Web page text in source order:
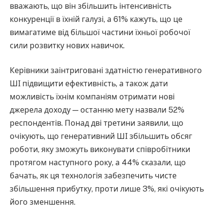
вважають, що він збільшить інтенсивність
конкуренції в їхній галузі, а 61% кажуть, що це
вимагатиме від більшої частини їхньої робочої
сили розвитку нових навичок.
Керівники заінтриговані здатністю генеративного
ШІ підвищити ефективність, а також дати
можливість їхнім компаніям отримати нові
джерела доходу — останню мету назвали 52%
респондентів. Понад дві третини заявили, що
очікують, що генеративний ШІ збільшить обсяг
роботи, яку зможуть виконувати співробітники
протягом наступного року, а 44% сказали, що
бачать, як ця технологія забезпечить чисте
збільшення прибутку, проти лише 3%, які очікують
його зменшення.